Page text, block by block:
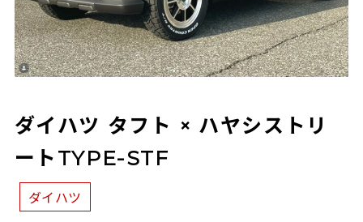
ダイハツ タフト × ハヤシストリ
ートTYPE-STF
ダイハツ